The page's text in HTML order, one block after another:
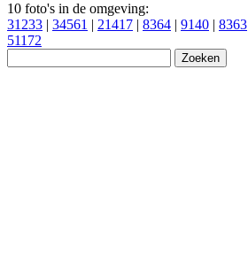
10 foto's in de omgeving:
31233 | 34561 | 21417 | 8364 | 9140 | 8363
51172